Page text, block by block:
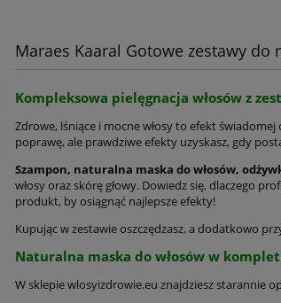
Maraes Kaaral Gotowe zestawy do
Kompleksowa pielęgnacja włosów z
Zdrowe, lśniące i mocne włosy to efekt
poprawę, ale prawdziwe efekty uzyskasz, gdy
Szampon, naturalna maska do włosów,
włosy oraz skórę głowy. Dowiedz się, dlaczego
produkt, by osiągnąć najlepsze efekty!
Kupując w zestawie oszczędzasz, a dodatkowo
Naturalna maska do włosów w
W sklepie wlosyizdrowie.eu znajdziesz starannie